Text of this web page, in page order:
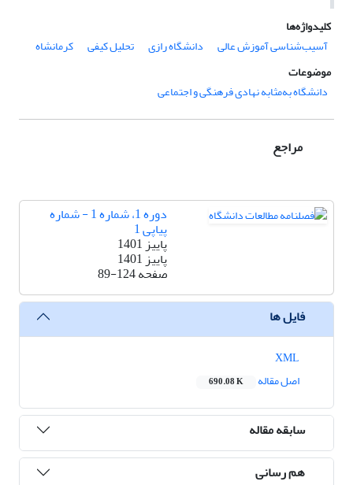
کلیدواژه‌ها
آسیب‌شناسی آموزش عالی
دانشگاه رازی تحلیل کیفی
کرمانشاه
موضوعات
دانشگاه به‌مثابه نهادی فرهنگی و اجتماعی
مراجع
دوره 1، شماره 1 - شماره
پیاپی 1
پاییز 1401
پاییز 1401
صفحه89-124
فایل ها
اصل مقاله
690.08 K
سابقه مقاله
هم رسانی